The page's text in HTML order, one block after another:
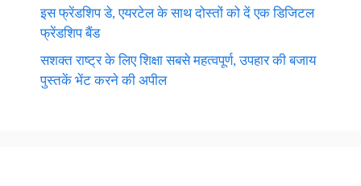
इस फ्रेंडशिप डे, एयरटेल के साथ दोस्तों को दें एक डिजिटल
फ्रेंडशिप बैंड
सशक्त राष्ट्र के लिए शिक्षा सबसे महत्वपूर्ण, उपहार की बजाय
पुस्तकें भेंट करने की अपील